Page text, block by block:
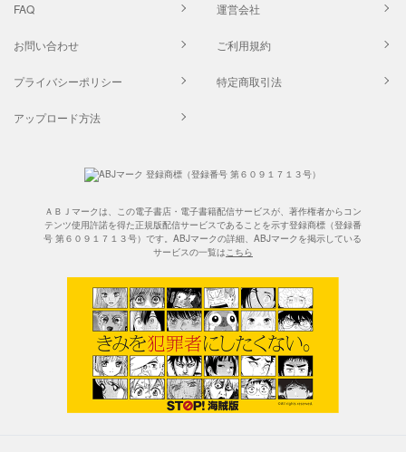
FAQ 運営会社
お問い合わせ ご利用規約
プライバシーポリシー 特定商取引法
アップロード方法
ＡＢＪマークは、この電子書店・電子書籍配信サービスが、著作権者からコン
テンツ使用許諾を得た正規版配信サービスであることを示す登録商標（登録番
号 第６０９１７１３号）です。ABJマークの詳細、ABJマークを掲示している
サービスの一覧はこちら